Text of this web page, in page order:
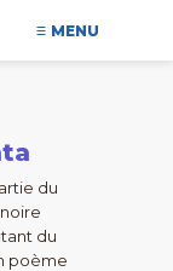
MENU
du
du
poème